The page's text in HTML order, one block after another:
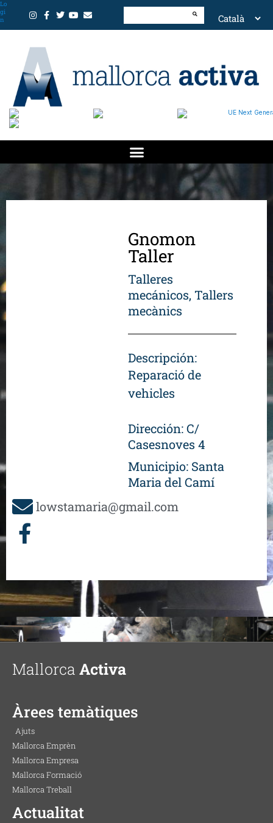
Lo
gi
n
Gnomon
Taller
Talleres
mecánicos, Tallers
mecànics
Descripción:
Reparació de
vehicles
Dirección: C/
Casesnoves 4
Municipio: Santa
Maria del Camí
lowstamaria@gmail.com
Mallorca Activa
Àrees temàtiques
Ajuts
Mallorca Emprèn
Mallorca Empresa
Mallorca Formació
Mallorca Treball
Actualitat